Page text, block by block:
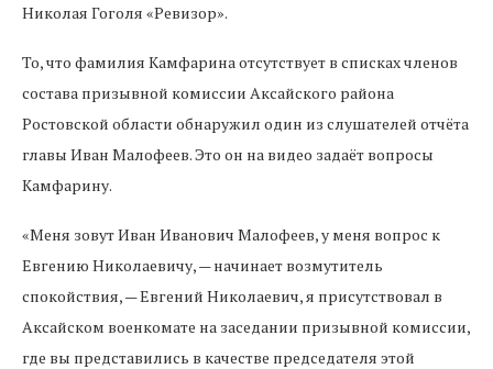
Николая Гоголя «Ревизор».
То, что фамилия Камфарина отсутствует в списках членов
состава призывной комиссии Аксайского района
Ростовской области обнаружил один из слушателей отчёта
главы Иван Малофеев. Это он на видео задаёт вопросы
Камфарину.
«Меня зовут Иван Иванович Малофеев, у меня вопрос к
Евгению Николаевичу, — начинает возмутитель
спокойствия, — Евгений Николаевич, я присутствовал в
Аксайском военкомате на заседании призывной комиссии,
где вы представились в качестве председателя этой